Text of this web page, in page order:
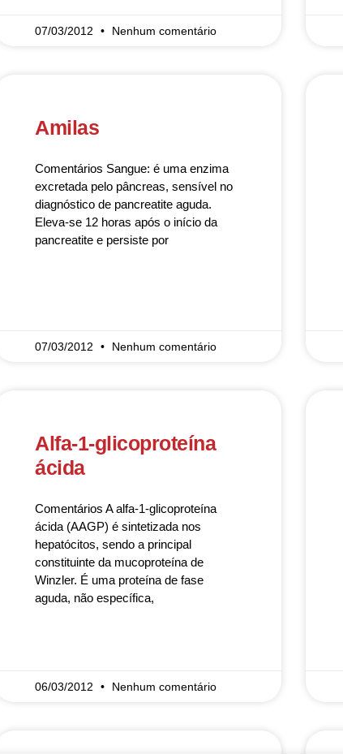
07/03/2012 Nenhum comentário
Amilas
Comentários Sangue: é uma enzima
excretada pelo pâncreas, sensível no
diagnóstico de pancreatite aguda.
Eleva-se 12 horas após o início da
pancreatite e persiste por
07/03/2012 Nenhum comentário
Alfa-1-glicoproteína
ácida
Comentários A alfa-1-glicoproteína
ácida (AAGP) é sintetizada nos
hepatócitos, sendo a principal
constituinte da mucoproteína de
Winzler. É uma proteína de fase
aguda, não específica,
06/03/2012 Nenhum comentário